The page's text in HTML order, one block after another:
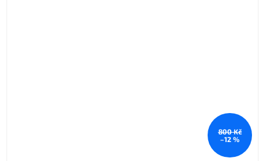
800 Kč
–12 %